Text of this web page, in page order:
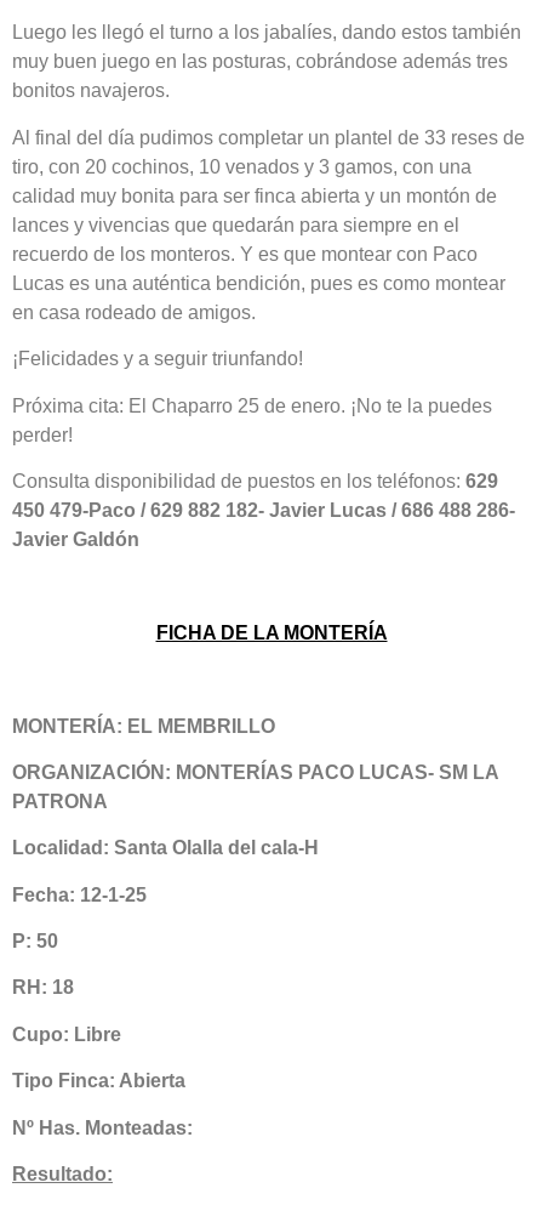
Luego les llegó el turno a los jabalíes, dando estos también
muy buen juego en las posturas, cobrándose además tres
bonitos navajeros.
Al final del día pudimos completar un plantel de 33 reses de
tiro, con 20 cochinos, 10 venados y 3 gamos, con una
calidad muy bonita para ser finca abierta y un montón de
lances y vivencias que quedarán para siempre en el
recuerdo de los monteros. Y es que montear con Paco
Lucas es una auténtica bendición, pues es como montear
en casa rodeado de amigos.
¡Felicidades y a seguir triunfando!
Próxima cita: El Chaparro 25 de enero. ¡No te la puedes
perder!
Consulta disponibilidad de puestos en los teléfonos: 629
450 479-Paco / 629 882 182- Javier Lucas / 686 488 286-
Javier Galdón
FICHA DE LA MONTERÍA
MONTERÍA: EL MEMBRILLO
ORGANIZACIÓN: MONTERÍAS PACO LUCAS- SM LA
PATRONA
Localidad: Santa Olalla del cala-H
Fecha: 12-1-25
P: 50
RH: 18
Cupo: Libre
Tipo Finca: Abierta
Nº Has. Monteadas:
Resultado: